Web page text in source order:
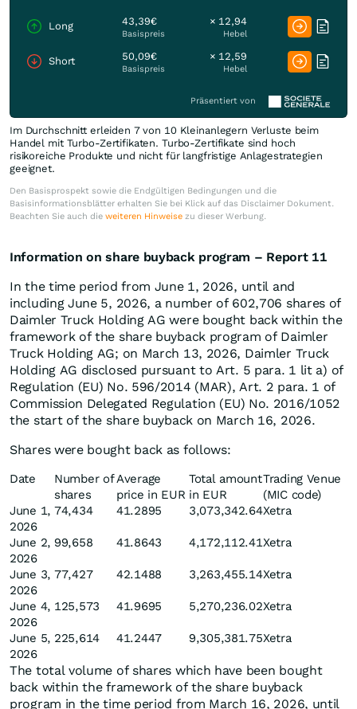
Long 43,39€
Basispreis
× 12,94
Hebel
Short 50,09€
Basispreis
× 12,59
Hebel
Präsentiert von
Im Durchschnitt erleiden 7 von 10 Kleinanlegern Verluste beim
Handel mit Turbo-Zertifikaten. Turbo-Zertifikate sind hoch
risikoreiche Produkte und nicht für langfristige Anlagestrategien
geeignet.
Den Basisprospekt sowie die Endgültigen Bedingungen und die
Basisinformationsblätter erhalten Sie bei Klick auf das Disclaimer Dokument.
Beachten Sie auch die weiteren Hinweise zu dieser Werbung.
Information on share buyback program – Report 11
In the time period from June 1, 2026, until and
including June 5, 2026, a number of 602,706 shares of
Daimler Truck Holding AG were bought back within the
framework of the share buyback program of Daimler
Truck Holding AG; on March 13, 2026, Daimler Truck
Holding AG disclosed pursuant to Art. 5 para. 1 lit a) of
Regulation (EU) No. 596/2014 (MAR), Art. 2 para. 1 of
Commission Delegated Regulation (EU) No. 2016/1052
the start of the share buyback on March 16, 2026.
Shares were bought back as follows:
Date
Number of
shares
Average
price in EUR
Total amount
in EUR
Trading Venue
(MIC code)
June 1,
2026
74,434 41.2895 3,073,342.64Xetra
June 2,
2026
99,658 41.8643 4,172,112.41Xetra
June 3,
2026
77,427 42.1488 3,263,455.14Xetra
June 4,
2026
125,573 41.9695 5,270,236.02Xetra
June 5,
2026
225,614 41.2447 9,305,381.75Xetra
The total volume of shares which have been bought
back within the framework of the share buyback
program in the time period from March 16, 2026, until